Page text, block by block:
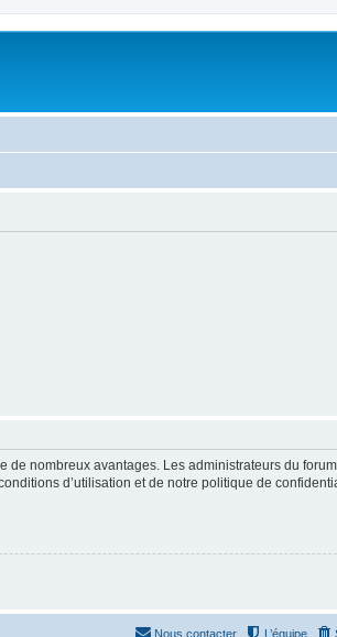
de nombreux avantages. Les administrateurs du
d’utilisation et de notre politique de
L’équipe
Nous contacter